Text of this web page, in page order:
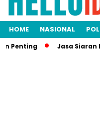
HOME NASIONAL
Penting Jasa Siaran